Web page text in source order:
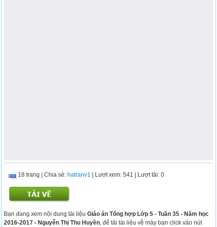
18 trang |Chia sẻ: hatranv1 | Lượt xem: 541 | Lượt tải: 0
Bạn đang xem nội dung tài liệuGiáo án Tổng hợp Lớp 5 - Tuần 35 - Năm học
2016-2017 - Nguyễn Thị Thu Huyền , để tải tài liệu về máy bạn click vào nút